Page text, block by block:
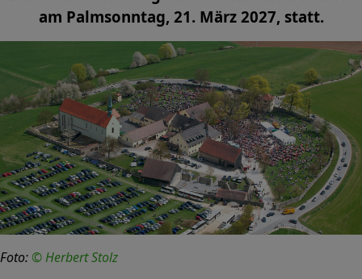
am Palmsonntag, 21. März 2027, statt.
Foto: © Herbert Stolz